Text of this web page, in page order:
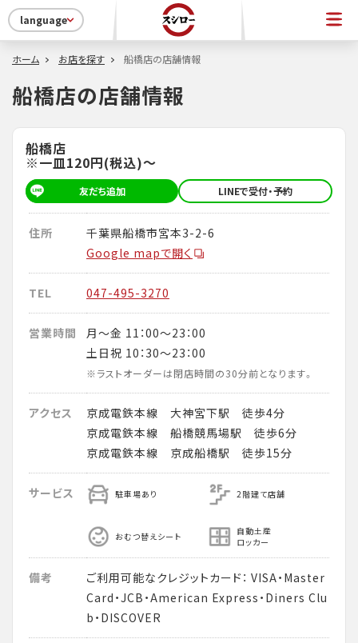
language
ホーム お店を探す 船橋店の店舗情報
船橋店の店舗情報
船橋店
※一皿120円(税込)～
友だち追加 LINEで受付・予約
住所
千葉県船橋市宮本3-2-6
Google mapで開く
TEL 047-495-3270
営業時間
月～金 11：00～23：00
土日祝 10：30～23：00
※ラストオーダーは閉店時間の30分前となります。
アクセス
京成電鉄本線 大神宮下駅 徒歩4分
京成電鉄本線 船橋競馬場駅 徒歩6分
京成電鉄本線 京成船橋駅 徒歩15分
サービス 駐車場あり 2階建て店舗
おむつ替えシート
自動土産
ロッカー
備考
ご利用可能なクレジットカード： VISA・Master
Card・JCB・American Express・Diners Clu
b・DISCOVER